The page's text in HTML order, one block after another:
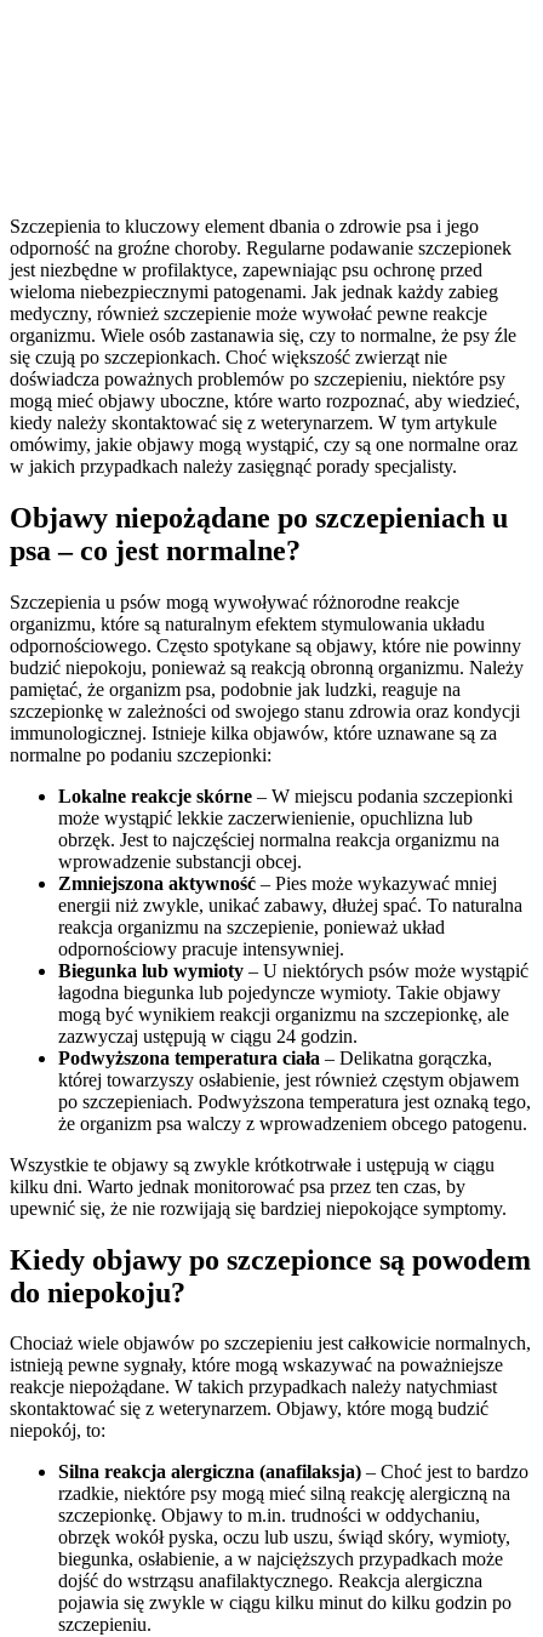
Szczepienia to kluczowy element dbania o zdrowie psa i jego
odporność na groźne choroby. Regularne podawanie szczepionek
jest niezbędne w profilaktyce, zapewniając psu ochronę przed
wieloma niebezpiecznymi patogenami. Jak jednak każdy zabieg
medyczny, również szczepienie może wywołać pewne reakcje
organizmu. Wiele osób zastanawia się, czy to normalne, że psy źle
się czują po szczepionkach. Choć większość zwierząt nie
doświadcza poważnych problemów po szczepieniu, niektóre psy
mogą mieć objawy uboczne, które warto rozpoznać, aby wiedzieć,
kiedy należy skontaktować się z weterynarzem. W tym artykule
omówimy, jakie objawy mogą wystąpić, czy są one normalne oraz
w jakich przypadkach należy zasięgnąć porady specjalisty.
Objawy niepożądane po szczepieniach u
psa – co jest normalne?
Szczepienia u psów mogą wywoływać różnorodne reakcje
organizmu, które są naturalnym efektem stymulowania układu
odpornościowego. Często spotykane są objawy, które nie powinny
budzić niepokoju, ponieważ są reakcją obronną organizmu. Należy
pamiętać, że organizm psa, podobnie jak ludzki, reaguje na
szczepionkę w zależności od swojego stanu zdrowia oraz kondycji
immunologicznej. Istnieje kilka objawów, które uznawane są za
normalne po podaniu szczepionki:
Lokalne reakcje skórne – W miejscu podania szczepionki
może wystąpić lekkie zaczerwienienie, opuchlizna lub
obrzęk. Jest to najczęściej normalna reakcja organizmu na
wprowadzenie substancji obcej.
Zmniejszona aktywność – Pies może wykazywać mniej
energii niż zwykle, unikać zabawy, dłużej spać. To naturalna
reakcja organizmu na szczepienie, ponieważ układ
odpornościowy pracuje intensywniej.
Biegunka lub wymioty – U niektórych psów może wystąpić
łagodna biegunka lub pojedyncze wymioty. Takie objawy
mogą być wynikiem reakcji organizmu na szczepionkę, ale
zazwyczaj ustępują w ciągu 24 godzin.
Podwyższona temperatura ciała – Delikatna gorączka,
której towarzyszy osłabienie, jest również częstym objawem
po szczepieniach. Podwyższona temperatura jest oznaką tego,
że organizm psa walczy z wprowadzeniem obcego patogenu.
Wszystkie te objawy są zwykle krótkotrwałe i ustępują w ciągu
kilku dni. Warto jednak monitorować psa przez ten czas, by
upewnić się, że nie rozwijają się bardziej niepokojące symptomy.
Kiedy objawy po szczepionce są powodem
do niepokoju?
Chociaż wiele objawów po szczepieniu jest całkowicie normalnych,
istnieją pewne sygnały, które mogą wskazywać na poważniejsze
reakcje niepożądane. W takich przypadkach należy natychmiast
skontaktować się z weterynarzem. Objawy, które mogą budzić
niepokój, to:
Silna reakcja alergiczna (anafilaksja) – Choć jest to bardzo
rzadkie, niektóre psy mogą mieć silną reakcję alergiczną na
szczepionkę. Objawy to m.in. trudności w oddychaniu,
obrzęk wokół pyska, oczu lub uszu, świąd skóry, wymioty,
biegunka, osłabienie, a w najcięższych przypadkach może
dojść do wstrząsu anafilaktycznego. Reakcja alergiczna
pojawia się zwykle w ciągu kilku minut do kilku godzin po
szczepieniu.